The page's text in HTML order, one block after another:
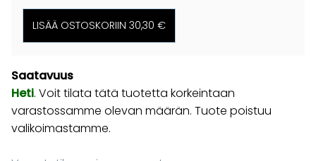
Saatavuus
Heti. Voit tilata tätä tuotetta korkeintaan
varastossamme olevan määrän. Tuote poistuu
valikoimastamme.